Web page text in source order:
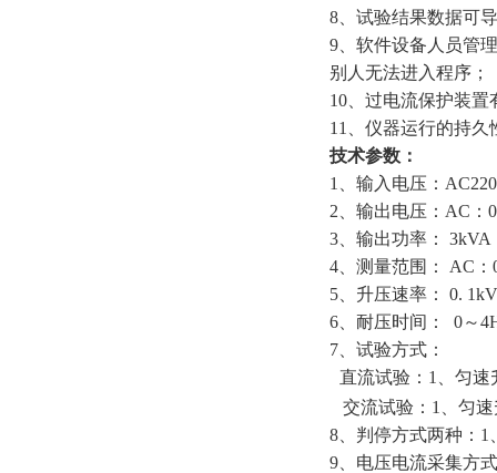
8 、试验结果数据可
9 、软件设备人员管
别人无法进入程序；
10 、过电流保护装
11
、仪器运行的持久
技术参数：
1
、输入电压：
2 、输出电压： AC ： 0
3 、输出功率：
3kVA
4 、测量范围： AC ：
5 、升压速率：
0.
6 、耐压时间： 0～
7 、试验方式：
直流试验： 1
、匀
交流试验： 1
、匀
8 、判停方式两种： 1
9 、电压电流采集方